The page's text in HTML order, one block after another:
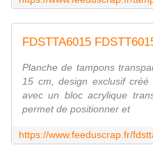
Planche de tampons
15 cm, design exclusif
avec un bloc acrylique
permet de positionner et